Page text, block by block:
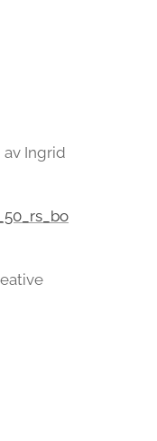
Ingrid